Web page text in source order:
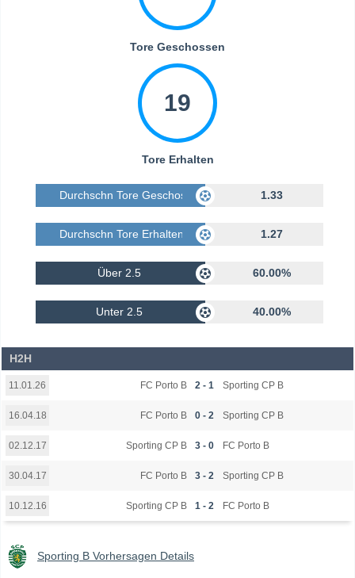
Tore Geschossen
19
Tore Erhalten
Durchschn Tore Geschossen 1.33
Durchschn Tore Erhalten 1.27
Über 2.5 60.00%
Unter 2.5 40.00%
H2H
11.01.26 FC Porto B 2 - 1 Sporting CP B
16.04.18 FC Porto B 0 - 2 Sporting CP B
02.12.17 Sporting CP B 3 - 0 FC Porto B
30.04.17 FC Porto B 3 - 2 Sporting CP B
10.12.16 Sporting CP B 1 - 2 FC Porto B
Sporting B Vorhersagen Details